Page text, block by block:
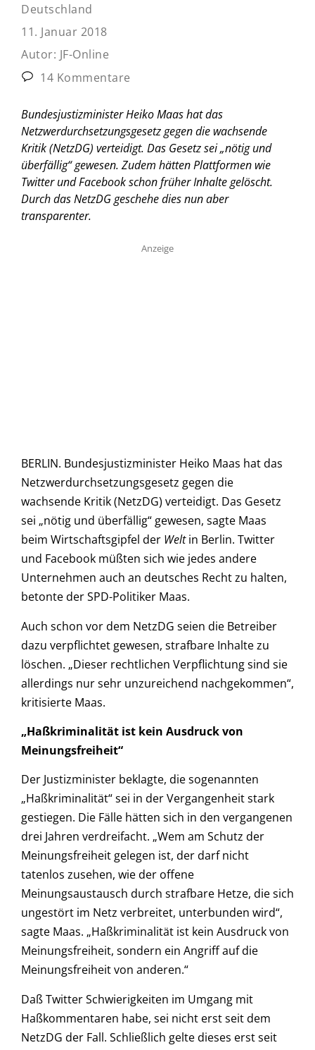
Deutschland
11. Januar 2018
Autor: JF-Online
14 Kommentare
Bundesjustizminister Heiko Maas hat das
Netzwerdurchsetzungsgesetz gegen die wachsende
Kritik (NetzDG) verteidigt. Das Gesetz sei „nötig und
überfällig“ gewesen. Zudem hätten Plattformen wie
Twitter und Facebook schon früher Inhalte gelöscht.
Durch das NetzDG geschehe dies nun aber
transparenter.
Anzeige
BERLIN. Bundesjustizminister Heiko Maas hat das
Netzwerdurchsetzungsgesetz gegen die
wachsende Kritik (NetzDG) verteidigt. Das Gesetz
sei „nötig und überfällig“ gewesen, sagte Maas
beim Wirtschaftsgipfel der Weltin Berlin. Twitter
und Facebook müßten sich wie jedes andere
Unternehmen auch an deutsches Recht zu halten,
betonte der SPD-Politiker Maas.
Auch schon vor dem NetzDG seien die Betreiber
dazu verpflichtet gewesen, strafbare Inhalte zu
löschen. „Dieser rechtlichen Verpflichtung sind sie
allerdings nur sehr unzureichend nachgekommen“,
kritisierte Maas.
„Haßkriminalität ist kein Ausdruck von
Meinungsfreiheit“
Der Justizminister beklagte, die sogenannten
„Haßkriminalität“ sei in der Vergangenheit stark
gestiegen. Die Fälle hätten sich in den vergangenen
drei Jahren verdreifacht. „Wem am Schutz der
Meinungsfreiheit gelegen ist, der darf nicht
tatenlos zusehen, wie der offene
Meinungsaustausch durch strafbare Hetze, die sich
ungestört im Netz verbreitet, unterbunden wird“,
sagte Maas. „Haßkriminalität ist kein Ausdruck von
Meinungsfreiheit, sondern ein Angriff auf die
Meinungsfreiheit von anderen.“
Daß Twitter Schwierigkeiten im Umgang mit
Haßkommentaren habe, sei nicht erst seit dem
NetzDG der Fall. Schließlich gelte dieses erst seit